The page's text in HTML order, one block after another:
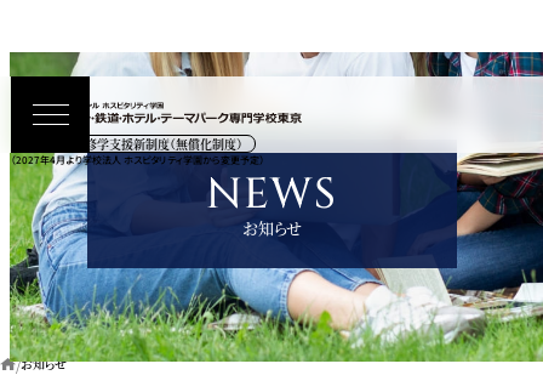
高等教育の修学支援新制度（無償化制度）
（2027年4月より学校法人 ホスピタリティ学園から変更予定）
NEWS
お知らせ
お知らせ